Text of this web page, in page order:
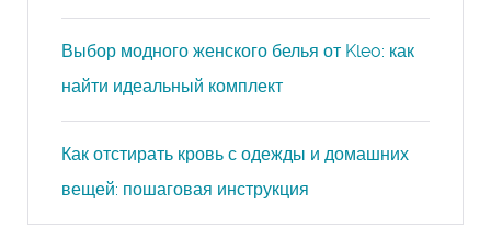
Выбор модного женского белья от Kleo: как
найти идеальный комплект
Как отстирать кровь с одежды и домашних
вещей: пошаговая инструкция